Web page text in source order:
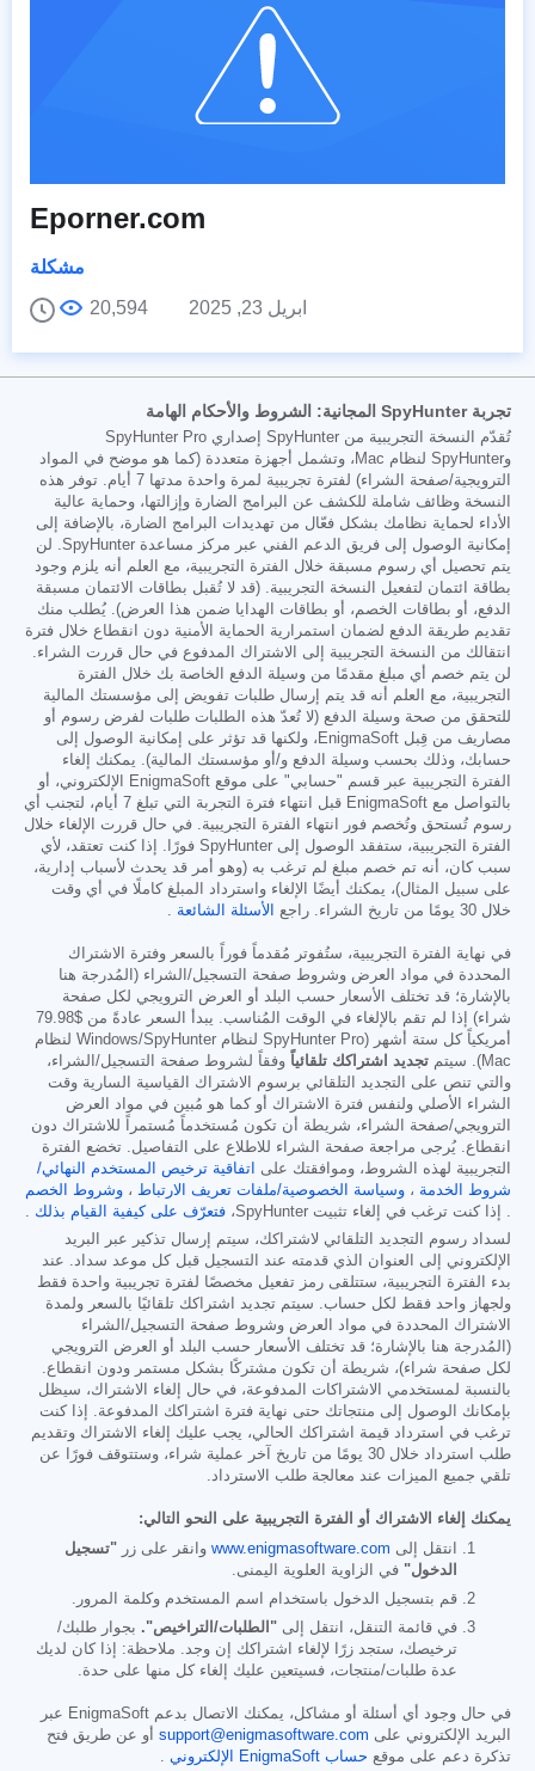
Eporner.com
مشكلة
ابريل 23, 2025
20,594
تجربة SpyHunter المجانية: الشروط والأحكام الهامة
تُقدّم النسخة التجريبية من SpyHunter إصداري SpyHunter Pro
وSpyHunter لنظام Mac، وتشمل أجهزة متعددة (كما هو موضح في المواد
الترويجية/صفحة الشراء) لفترة تجريبية لمرة واحدة مدتها 7 أيام. توفر هذه
النسخة وظائف شاملة للكشف عن البرامج الضارة وإزالتها، وحماية عالية
الأداء لحماية نظامك بشكل فعّال من تهديدات البرامج الضارة، بالإضافة إلى
إمكانية الوصول إلى فريق الدعم الفني عبر مركز مساعدة SpyHunter. لن
يتم تحصيل أي رسوم مسبقة خلال الفترة التجريبية، مع العلم أنه يلزم وجود
بطاقة ائتمان لتفعيل النسخة التجريبية. (قد لا تُقبل بطاقات الائتمان مسبقة
الدفع، أو بطاقات الخصم، أو بطاقات الهدايا ضمن هذا العرض). يُطلب منك
تقديم طريقة الدفع لضمان استمرارية الحماية الأمنية دون انقطاع خلال فترة
انتقالك من النسخة التجريبية إلى الاشتراك المدفوع في حال قررت الشراء.
لن يتم خصم أي مبلغ مقدمًا من وسيلة الدفع الخاصة بك خلال الفترة
التجريبية، مع العلم أنه قد يتم إرسال طلبات تفويض إلى مؤسستك المالية
للتحقق من صحة وسيلة الدفع (لا تُعدّ هذه الطلبات طلبات لفرض رسوم أو
مصاريف من قِبل EnigmaSoft، ولكنها قد تؤثر على إمكانية الوصول إلى
حسابك، وذلك بحسب وسيلة الدفع و/أو مؤسستك المالية). يمكنك إلغاء
الفترة التجريبية عبر قسم "حسابي" على موقع EnigmaSoft الإلكتروني، أو
بالتواصل مع EnigmaSoft قبل انتهاء فترة التجربة التي تبلغ 7 أيام، لتجنب أي
رسوم تُستحق وتُخصم فور انتهاء الفترة التجريبية. في حال قررت الإلغاء خلال
الفترة التجريبية، ستفقد الوصول إلى SpyHunter فورًا. إذا كنت تعتقد، لأي
سبب كان، أنه تم خصم مبلغ لم ترغب به (وهو أمر قد يحدث لأسباب إدارية،
على سبيل المثال)، يمكنك أيضًا الإلغاء واسترداد المبلغ كاملًا في أي وقت
خلال 30 يومًا من تاريخ الشراء. راجع
الأسئلة الشائعة .
في نهاية الفترة التجريبية، ستُفوتر مُقدماً فوراً بالسعر وفترة الاشتراك
المحددة في مواد العرض وشروط صفحة التسجيل/الشراء (المُدرجة هنا
بالإشارة؛ قد تختلف الأسعار حسب البلد أو العرض الترويجي لكل صفحة
شراء) إذا لم تقم بالإلغاء في الوقت المُناسب. يبدأ السعر عادةً من $79.98
أمريكياً كل ستة أشهر (SpyHunter Pro لنظام Windows/SpyHunter لنظام
Mac). سيتم
تجديد اشتراكك تلقائياً وفقاً لشروط صفحة التسجيل/الشراء،
والتي تنص على التجديد التلقائي برسوم الاشتراك القياسية السارية وقت
الشراء الأصلي ولنفس فترة الاشتراك أو كما هو مُبين في مواد العرض
الترويجي/صفحة الشراء، شريطة أن تكون مُستخدماً مُستمراً للاشتراك دون
انقطاع. يُرجى مراجعة صفحة الشراء للاطلاع على التفاصيل. تخضع الفترة
التجريبية لهذه الشروط، وموافقتك على
اتفاقية ترخيص المستخدم النهائي/
شروط الخدمة ، وسياسة الخصوصية/ملفات تعريف الارتباط ، وشروط الخصم
. إذا كنت ترغب في إلغاء تثبيت SpyHunter،
فتعرّف على كيفية القيام بذلك .
لسداد رسوم التجديد التلقائي لاشتراكك، سيتم إرسال تذكير عبر البريد
الإلكتروني إلى العنوان الذي قدمته عند التسجيل قبل كل موعد سداد. عند
بدء الفترة التجريبية، ستتلقى رمز تفعيل مخصصًا لفترة تجريبية واحدة فقط
ولجهاز واحد فقط لكل حساب. سيتم تجديد اشتراكك تلقائيًا بالسعر ولمدة
الاشتراك المحددة في مواد العرض وشروط صفحة التسجيل/الشراء
(المُدرجة هنا بالإشارة؛ قد تختلف الأسعار حسب البلد أو العرض الترويجي
لكل صفحة شراء)، شريطة أن تكون مشتركًا بشكل مستمر ودون انقطاع.
بالنسبة لمستخدمي الاشتراكات المدفوعة، في حال إلغاء الاشتراك، سيظل
بإمكانك الوصول إلى منتجاتك حتى نهاية فترة اشتراكك المدفوعة. إذا كنت
ترغب في استرداد قيمة اشتراكك الحالي، يجب عليك إلغاء الاشتراك وتقديم
طلب استرداد خلال 30 يومًا من تاريخ آخر عملية شراء، وستتوقف فورًا عن
تلقي جميع الميزات عند معالجة طلب الاسترداد.
يمكنك إلغاء الاشتراك أو الفترة التجريبية على النحو التالي:
انتقل إلى www.enigmasoftware.com وانقر على زر "تسجيل
الدخول" في الزاوية العلوية اليمنى.
قم بتسجيل الدخول باستخدام اسم المستخدم وكلمة المرور.
في قائمة التنقل، انتقل إلى "الطلبات/التراخيص". بجوار طلبك/
ترخيصك، ستجد زرًا لإلغاء اشتراكك إن وجد. ملاحظة: إذا كان لديك
عدة طلبات/منتجات، فسيتعين عليك إلغاء كل منها على حدة.
في حال وجود أي أسئلة أو مشاكل، يمكنك الاتصال بدعم EnigmaSoft عبر
البريد الإلكتروني على support@enigmasoftware.com أو عن طريق فتح
تذكرة دعم على موقع حساب EnigmaSoft الإلكتروني
.